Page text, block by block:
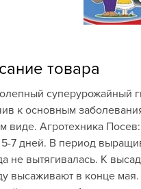
Весна
продукция
в саду, пикник
карты
товара
суперурожайный
к основным
виде. Агротехника
7 дней. В период
не вытягивалась. К
высаживают в конце